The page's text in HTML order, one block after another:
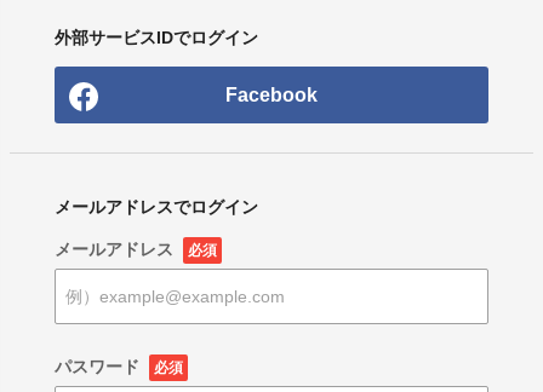
外部サービスIDでログイン
Facebook
メールアドレスでログイン
メールアドレス 必須
パスワード 必須